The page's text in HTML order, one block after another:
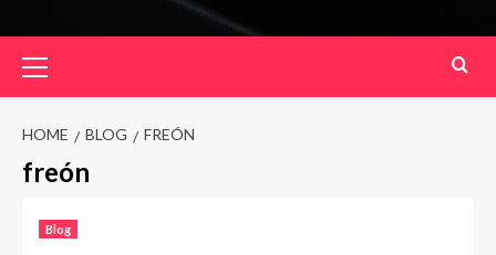
Menu
HOME BLOG FREÓN
freón
Blog